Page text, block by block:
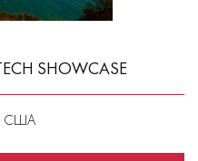
SHOWCASE
США